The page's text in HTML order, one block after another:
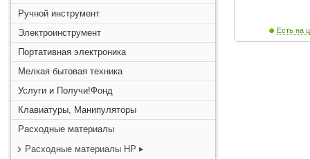
Ручной инструмент
Электроинструмент
Портативная электроника
Мелкая бытовая техника
Услуги и Получи!Фонд
Клавиатуры, Манипуляторы
Расходные материалы
Расходные материалы HP
Есть на